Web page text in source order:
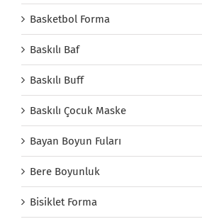
Basketbol Forma
Baskılı Baf
Baskılı Buff
Baskılı Çocuk Maske
Bayan Boyun Fuları
Bere Boyunluk
Bisiklet Forma